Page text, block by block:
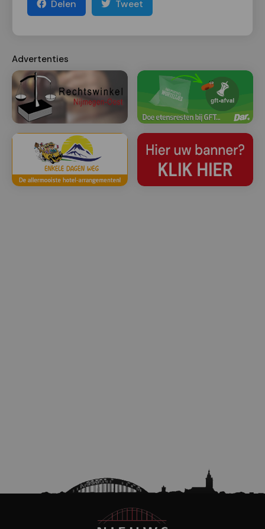
Delen Tweet
Advertenties